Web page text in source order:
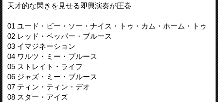
天才的な閃きを見せる即興演奏が圧巻
01 ユード・ビー・ソー・ナイス・トゥ・カム・ホーム・トゥ
02 レッド・ペッパー・ブルース
03 イマジネーション
04 ワルツ・ミー・ブルース
05 ストレイト・ライフ
06 ジャズ・ミー・ブルース
07 ティン・ティン・デオ
08 スター・アイズ